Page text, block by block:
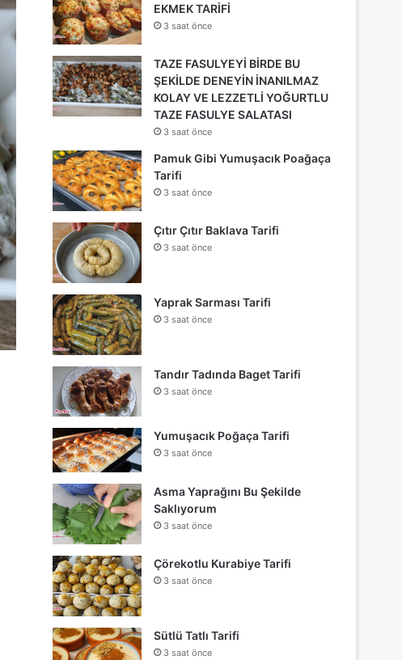
EKMEK TARİFİ
3 saat önce
TAZE FASULYEYİ BİRDE BU
ŞEKİLDE DENEYİN İNANILMAZ
KOLAY VE LEZZETLİ YOĞURTLU
TAZE FASULYE SALATASI
3 saat önce
Pamuk Gibi Yumuşacık Poağaça
Tarifi
3 saat önce
Çıtır Çıtır Baklava Tarifi
3 saat önce
Yaprak Sarması Tarifi
3 saat önce
Tandır Tadında Baget Tarifi
3 saat önce
Yumuşacık Poğaça Tarifi
3 saat önce
Asma Yaprağını Bu Şekilde
Saklıyorum
3 saat önce
Çörekotlu Kurabiye Tarifi
3 saat önce
Sütlü Tatlı Tarifi
3 saat önce